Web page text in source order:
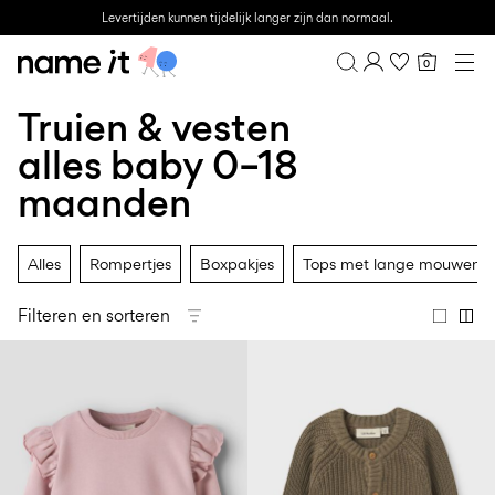
Levertijden kunnen tijdelijk langer zijn dan normaal.
UITLOGGEN
0
MINI 1½–8 JAAR
KIDS 6–14 JAAR
TEEN
SALE
ACTIVEWEAR
Approved
Back
Essentials
Lotto
Sport
Clogs
Truien & vesten
alles baby 0–18
maanden
Alles Rompertjes Boxpakjes Tops met lange mouwen
Filteren en sorteren